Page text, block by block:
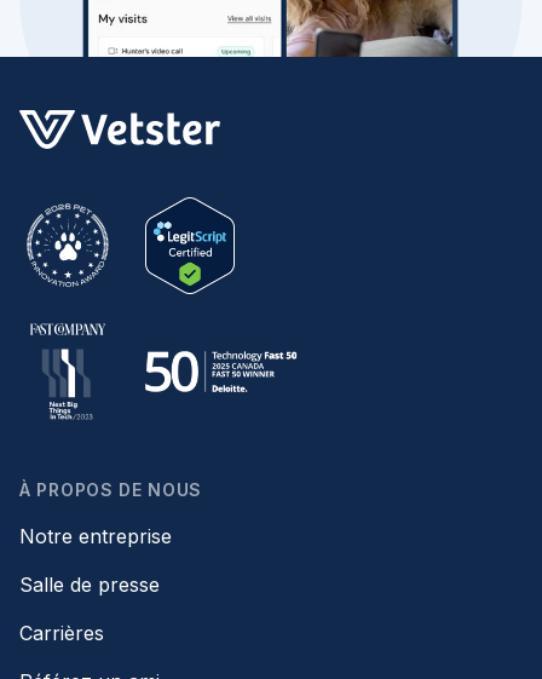
À PROPOS DE NOUS
Notre entreprise
Salle de presse
Carrières